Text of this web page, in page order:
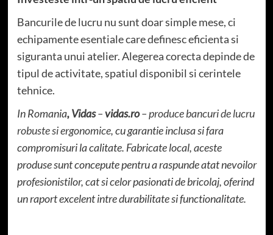
Bancurile de lucru nu sunt doar simple mese, ci
echipamente esentiale care definesc eficienta si
siguranta unui atelier. Alegerea corecta depinde de
tipul de activitate, spatiul disponibil si cerintele
tehnice.
In Romania,Vidas–vidas.ro– produce bancuri de lucru
robuste si ergonomice, cu garantie inclusa si fara
compromisuri la calitate. Fabricate local, aceste
produse sunt concepute pentru a raspunde atat nevoilor
profesionistilor, cat si celor pasionati de bricolaj, oferind
un raport excelent intre durabilitate si functionalitate.